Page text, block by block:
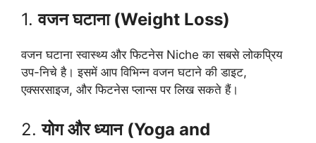
1.वजन घटाना (Weight Loss)
वजन घटाना स्वास्थ्य और फिटनेस Niche का सबसे लोकप्रिय
उप-निचे है। इसमें आप विभिन्न वजन घटाने की डाइट,
एक्सरसाइज, और फिटनेस प्लान्स पर लिख सकते हैं।
2.योग और ध्यान (Yoga and